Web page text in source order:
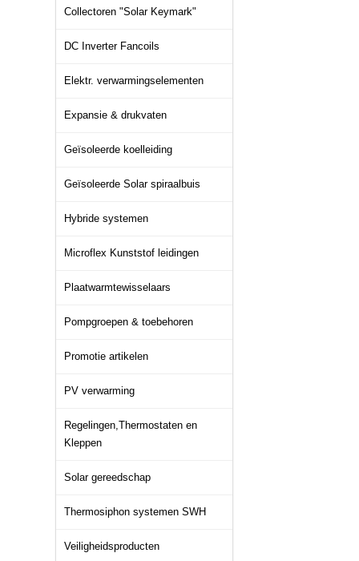
Collectoren "Solar Keymark"
DC Inverter Fancoils
Elektr. verwarmingselementen
Expansie & drukvaten
Geïsoleerde koelleiding
Geïsoleerde Solar spiraalbuis
Hybride systemen
Microflex Kunststof leidingen
Plaatwarmtewisselaars
Pompgroepen & toebehoren
Promotie artikelen
PV verwarming
Regelingen,Thermostaten en
Kleppen
Solar gereedschap
Thermosiphon systemen SWH
Veiligheidsproducten